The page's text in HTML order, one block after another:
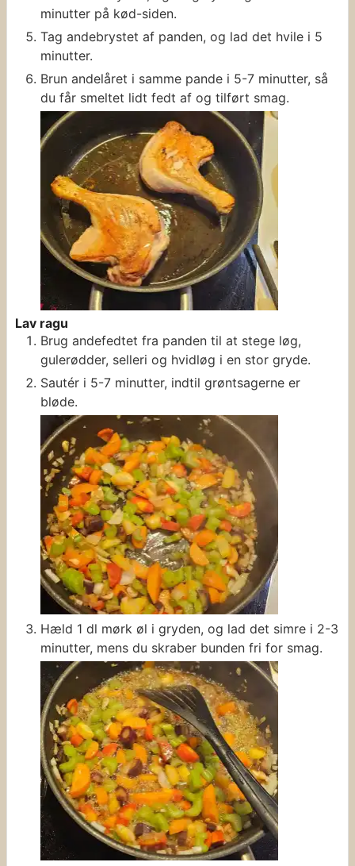
minutter på kød-siden.
Tag andebrystet af panden, og lad det hvile i 5
minutter.
Brun andelåret i samme pande i 5-7 minutter, så
du får smeltet lidt fedt af og tilført smag.
Lav ragu
Brug andefedtet fra panden til at stege løg,
gulerødder, selleri og hvidløg i en stor gryde.
Sautér i 5-7 minutter, indtil grøntsagerne er
bløde.
Hæld 1 dl mørk øl i gryden, og lad det simre i 2-3
minutter, mens du skraber bunden fri for smag.